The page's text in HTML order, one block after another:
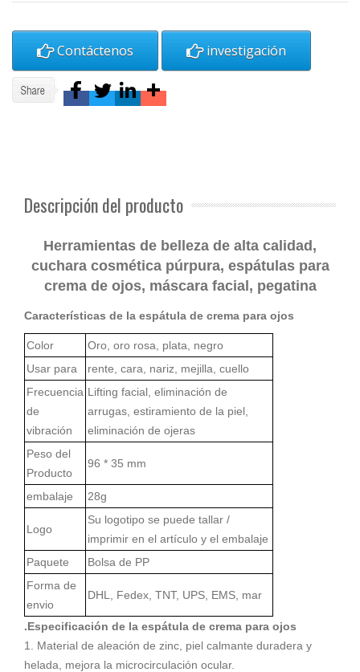
Contáctenos investigación
Descripción del producto
Herramientas de belleza de alta calidad,
cuchara cosmética púrpura, espátulas para
crema de ojos, máscara facial, pegatina
Características de la espátula de crema para ojos
Color
Oro, oro rosa, plata, negro
Usar para
rente, cara, nariz, mejilla, cuello
Frecuencia
de
vibración
Lifting facial, eliminación de
arrugas, estiramiento de la piel,
eliminación de ojeras
Peso del
Producto
96 * 35 mm
embalaje 28g
Logo
Su logotipo se puede tallar /
imprimir en el artículo y el embalaje
Paquete
Bolsa de PP
Forma de
envio
DHL, Fedex, TNT, UPS, EMS, mar
.Especificación de la espátula de crema para ojos
1. Material de aleación de zinc, piel calmante duradera y
helada, mejora la microcirculación ocular.